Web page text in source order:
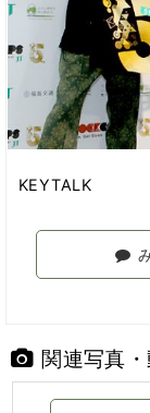
KEYTALK
関連写真